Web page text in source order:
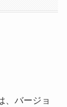
、バージョ